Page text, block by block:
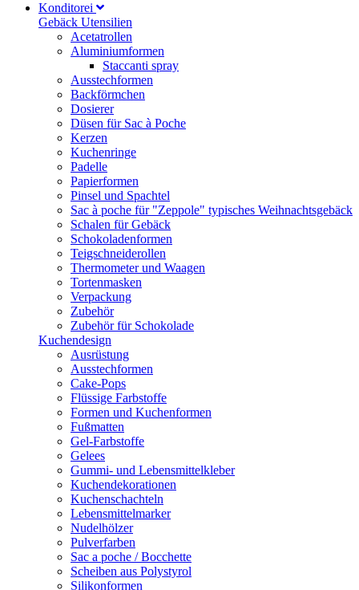
Konditorei
Gebäck Utensilien
Acetatrollen
Aluminiumformen
Staccanti spray
Ausstechformen
Backförmchen
Dosierer
Düsen für Sac à Poche
Kerzen
Kuchenringe
Padelle
Papierformen
Pinsel und Spachtel
Sac à poche für "Zeppole" typisches Weihnachtsgebäck
Schalen für Gebäck
Schokoladenformen
Teigschneiderollen
Thermometer und Waagen
Tortenmasken
Verpackung
Zubehör
Zubehör für Schokolade
Kuchendesign
Ausrüstung
Ausstechformen
Cake-Pops
Flüssige Farbstoffe
Formen und Kuchenformen
Fußmatten
Gel-Farbstoffe
Gelees
Gummi- und Lebensmittelkleber
Kuchendekorationen
Kuchenschachteln
Lebensmittelmarker
Nudelhölzer
Pulverfarben
Sac a poche / Bocchette
Scheiben aus Polystyrol
Silikonformen